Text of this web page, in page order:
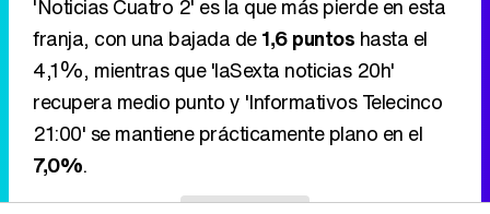
7,0%.